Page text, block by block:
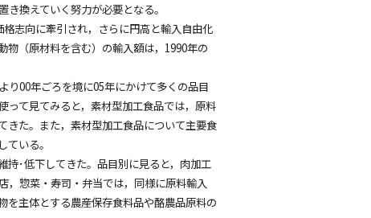
換えていく努力が必要となる。
志向に牽引され，さらに円高と輸入自由化
物（原材料を含む）の輸入額は，1990年の
00年ごろを境に05年にかけて多くの品目
って見てみると，素材型加工食品では，原料
きた。また，素材型加工食品について主要食
いる。
･低下してきた。品目別に見ると，肉加工
，惣菜・寿司・弁当では，同様に原料輸入
を主体とする農産保存食料品や酪農品原料の